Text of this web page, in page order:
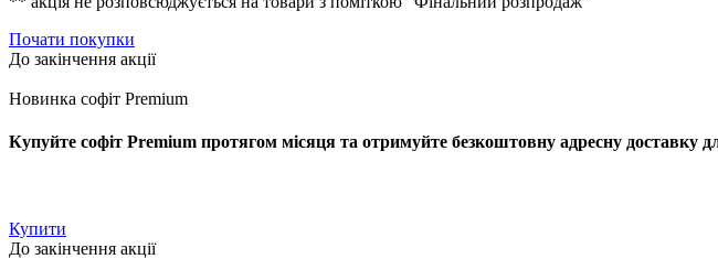
Почати покупки
До закінчення акції
Новинка софіт Premium
Купуйте софіт Premium протягом місяця та отримуйте безкоштовну адресну доставку
Купити
До закінчення акції